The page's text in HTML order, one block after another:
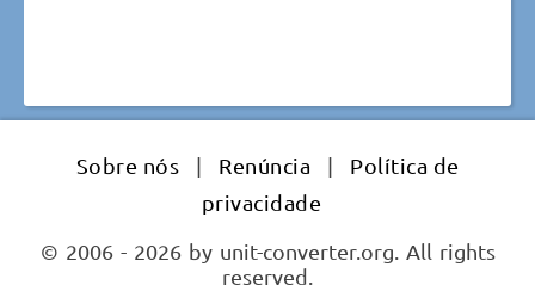
Sobre nós | Renúncia |
Política de
privacidade
© 2006 - 2026 by unit-converter.org. All rights
reserved.